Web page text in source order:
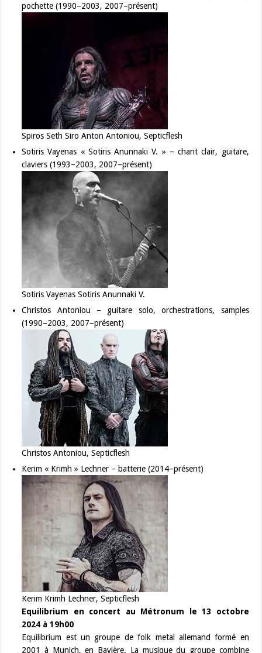
pochette (1990–2003, 2007–présent)
Spiros Seth Siro Anton Antoniou, Septicflesh
Sotiris Vayenas « Sotiris Anunnaki V. » – chant clair, guitare,
claviers (1993–2003, 2007–présent)
Sotiris Vayenas Sotiris Anunnaki V.
Christos Antoniou – guitare solo, orchestrations, samples
(1990–2003, 2007–présent)
Christos Antoniou, Septicflesh
Kerim « Krimh » Lechner – batterie (2014–présent)
Kerim Krimh Lechner, Septicflesh
Equilibrium en concert au Métronum le 13 octobre
2024 à 19h00
Equilibrium est un groupe de folk metal allemand formé en
2001 à Munich, en Bavière. La musique du groupe combine